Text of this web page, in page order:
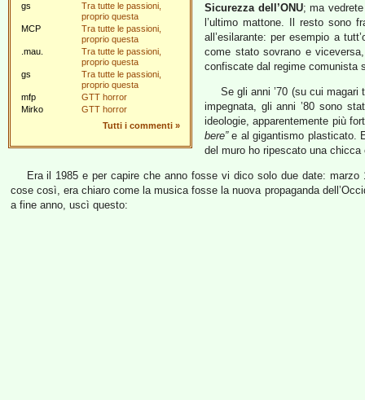
gs
Tra tutte le passioni,
proprio questa
MCP
Tra tutte le passioni,
proprio questa
.mau.
Tra tutte le passioni,
proprio questa
gs
Tra tutte le passioni,
proprio questa
mfp
GTT horror
Mirko
GTT horror
Tutti i commenti »
Sicurezza dell’ONU; ma
l’ultimo mattone. Il resto sono
all’esilarante: per esempio a
come stato sovrano e
confiscate dal regime comunista
Se gli anni ’70 (su cui
impegnata, gli anni ’80 sono
ideologie, apparentemente più
bere”e al gigantismo plasticato.
del muro ho ripescato una chicca
Era il 1985 e per capire che anno fosse vi dico solo due date: marzo
cose così, era chiaro come la musica fosse la nuova propaganda
a fine anno, uscì questo: